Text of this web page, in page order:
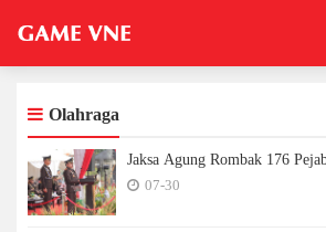
Olahraga
Jaksa Agung Rombak 176
07-30